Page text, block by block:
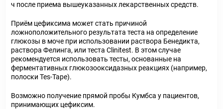
ч после приема вышеуказанных лекарственных средств.
Приём цефиксима может стать причиной
ложноположительного результата теста на определение
глюкозы в моче при использовании раствора Бенедикта,
раствора Фелинга, или теста Clinitest. В этом случае
рекомендуется использовать тесты, основанные на
ферментативных глюкозооксидазных реакциях (например,
полоски Tes-Tape).
Возможно получение прямой пробы Кумбса у пациентов,
принимающих цефиксим.